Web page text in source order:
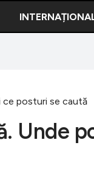
ce posturi se caută
Unde